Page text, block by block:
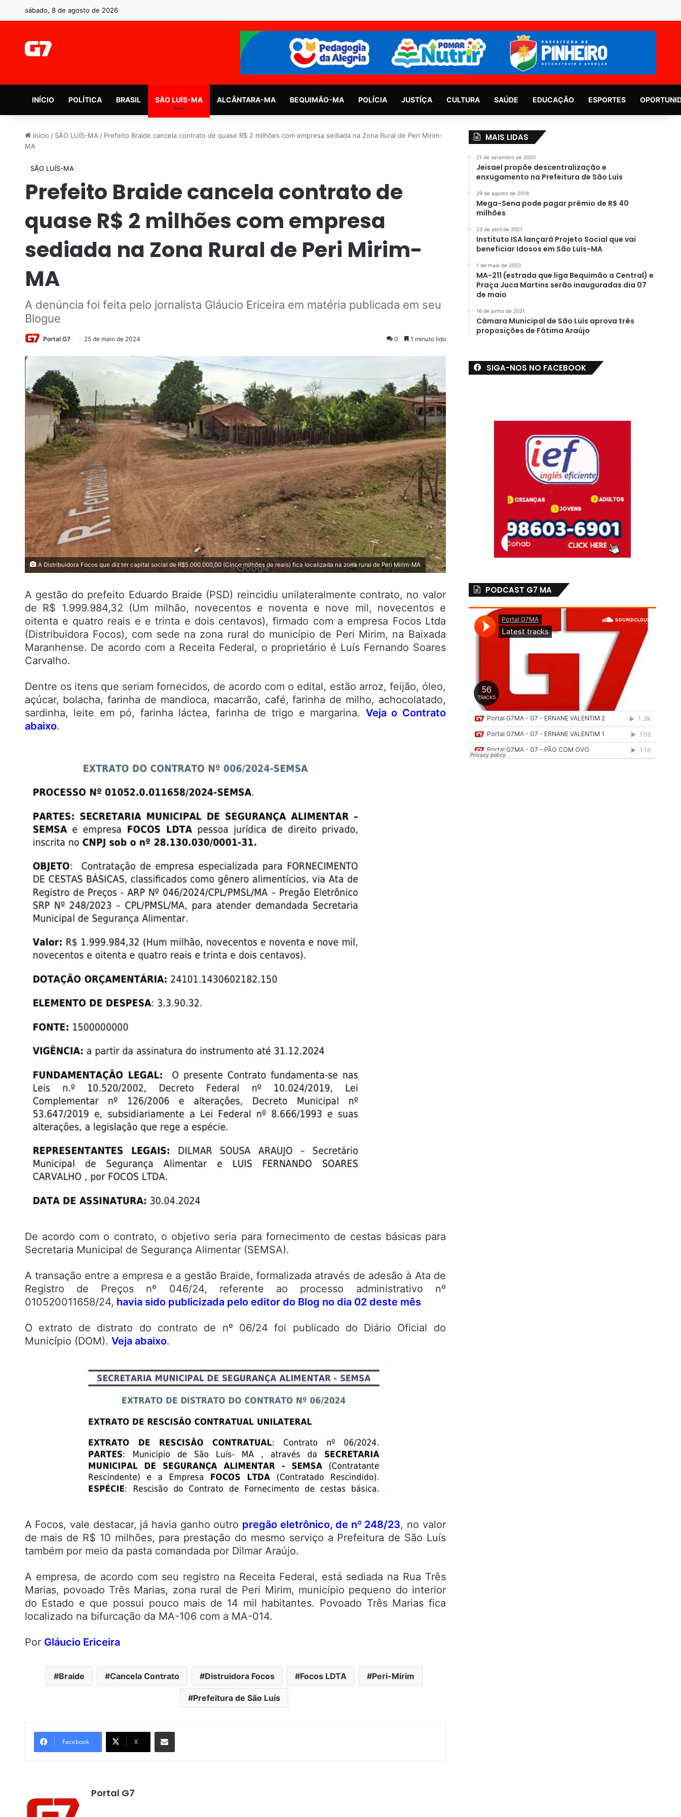
sábado, 8 de agosto de 2026
INÍCIO POLÍTICA BRASIL SÃO LUÍS-MA ALCÂNTARA-MA BEQUIMÃO-MA POLÍCIA JUSTÍÇA CULTURA SAÚDE EDUCAÇÃO ESPORTES
Início / SÃO LUÍS-MA / Prefeito Braide cancela contrato de quase R$ 2 milhões com empresa sediada na Zona Rural de Peri Mirim-
MA
SÃO LUÍS-MA
Prefeito Braide cancela contrato de
quase R$ 2 milhões com empresa
sediada na Zona Rural de Peri Mirim-
MA
A denúncia foi feita pelo jornalista Gláucio Ericeira em matéria publicada em seu
Blogue
Portal G7 25 de maio de 2024 0 1 minuto lido
A Distribuidora Focos que diz ter capital social de R$5.000.000,00 (Cinco milhões de reais) fica localizada na zona rural de Peri Mirim-MA
A gestão do prefeito Eduardo Braide (PSD) reincidiu unilateralmente contrato, no valor
de R$ 1.999.984,32 (Um milhão, novecentos e noventa e nove mil, novecentos e
oitenta e quatro reais e e trinta e dois centavos), firmado com a empresa Focos Ltda
(Distribuidora Focos), com sede na zona rural do município de Peri Mirim, na Baixada
Maranhense. De acordo com a Receita Federal, o proprietário é Luís Fernando Soares
Carvalho.
Dentre os itens que seriam fornecidos, de acordo com o edital, estão arroz, feijão, óleo,
açúcar, bolacha, farinha de mandioca, macarrão, café, farinha de milho, achocolatado,
sardinha, leite em pó, farinha láctea, farinha de trigo e margarina. Veja o Contrato
abaixo.
De acordo com o contrato, o objetivo seria para fornecimento de cestas básicas para
Secretaria Municipal de Segurança Alimentar (SEMSA).
A transação entre a empresa e a gestão Braide, formalizada através de adesão à Ata de
Registro de Preços nº 046/24, referente ao processo administrativo nº
010520011658/24, havia sido publicizada pelo editor do Blog no dia 02 deste mês
O extrato de distrato do contrato de nº 06/24 foi publicado do Diário Oficial do
Município (DOM). Veja abaixo.
A Focos, vale destacar, já havia ganho outro pregão eletrônico, de nº 248/23, no valor
de mais de R$ 10 milhões, para prestação do mesmo serviço a Prefeitura de São Luís
também por meio da pasta comandada por Dilmar Araújo.
A empresa, de acordo com seu registro na Receita Federal, está sediada na Rua Três
Marias, povoado Três Marias, zona rural de Peri Mirim, município pequeno do interior
do Estado e que possui pouco mais de 14 mil habitantes. Povoado Três Marias fica
localizado na bifurcação da MA-106 com a MA-014.
Por Gláucio Ericeira
Braide Cancela Contrato Distruidora Focos Focos LDTA Peri-Mirim
Prefeitura de São Luís
Facebook X
Compartilhar por e-mail
Portal G7
MAIS LIDAS
21 de setembro de 2020
Jeisael propõe descentralização e
enxugamento na Prefeitura de São Luís
29 de agosto de 2018
Mega-Sena pode pagar prêmio de R$ 40
milhões
23 de abril de 2021
Instituto ISA lançará Projeto Social que vai
beneficiar Idosos em São Luís-MA
1 de maio de 2023
MA-211 (estrada que liga Bequimão a Central) e
Praça Juca Martins serão inauguradas dia 07
de maio
16 de junho de 2021
Câmara Municipal de São Luís aprova três
proposições de Fátima Araújo
SIGA-NOS NO FACEBOOK
PODCAST G7 MA